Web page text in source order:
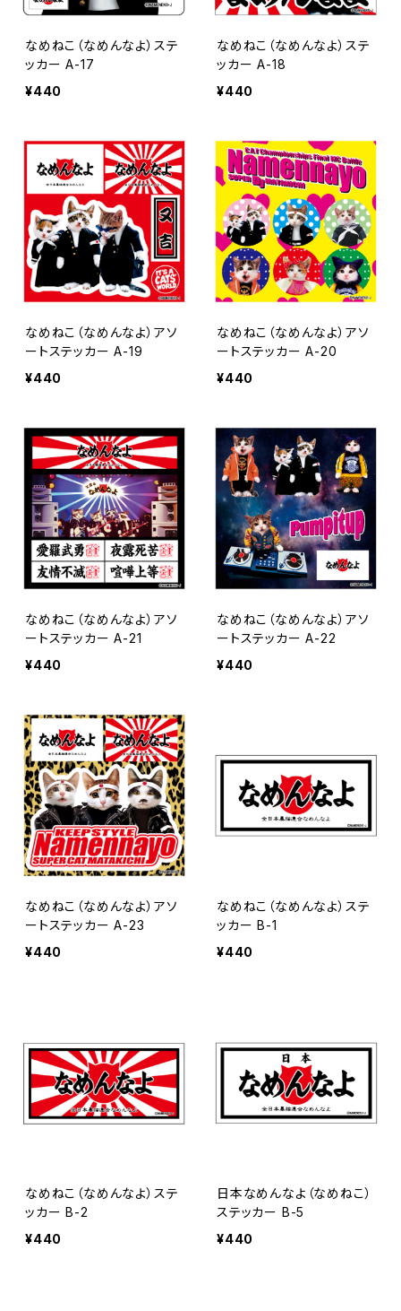
なめねこ（なめんなよ）ステ
ッカー A-17
¥440
なめねこ（なめんなよ）ステ
ッカー A-18
¥440
なめねこ（なめんなよ）アソ
ートステッカー A-19
¥440
なめねこ（なめんなよ）アソ
ートステッカー A-20
¥440
なめねこ（なめんなよ）アソ
ートステッカー A-21
¥440
なめねこ（なめんなよ）アソ
ートステッカー A-22
¥440
なめねこ（なめんなよ）アソ
ートステッカー A-23
¥440
なめねこ（なめんなよ）ステ
ッカー B-1
¥440
なめねこ（なめんなよ）ステ
ッカー B-2
¥440
日本なめんなよ（なめねこ）
ステッカー B-5
¥440